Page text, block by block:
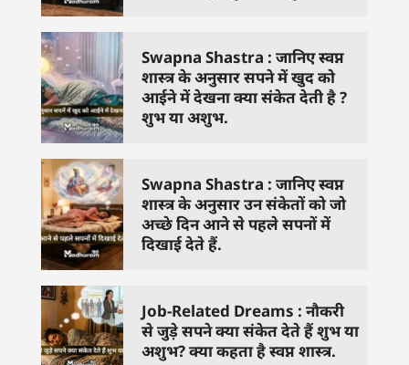
Swapna Shastra : जानिए स्वप्न
शास्त्र के अनुसार सपने में खुद को
आईने में देखना क्या संकेत देती है ?
शुभ या अशुभ.
Swapna Shastra : जानिए स्वप्न
शास्त्र के अनुसार उन संकेतों को जो
अच्छे दिन आने से पहले सपनों में
दिखाई देते हैं.
Job-Related Dreams : नौकरी
से जुड़े सपने क्या संकेत देते हैं शुभ या
अशुभ? क्या कहता है स्वप्न शास्त्र.